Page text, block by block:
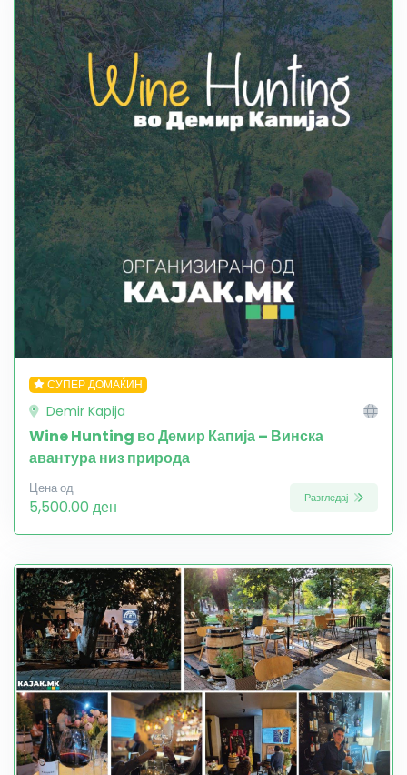
СУПЕР ДОМАЌИН
Demir Kapija
Wine Hunting во Демир Капија – Винска
авантура низ природа
Цена од
5,500.00 ден Разгледај